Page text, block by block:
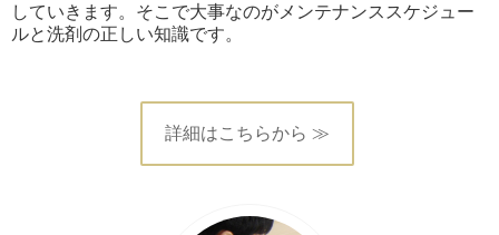
していきます。そこで大事なのがメンテナンススケジュー
ルと洗剤の正しい知識です。
詳細はこちらから ≫